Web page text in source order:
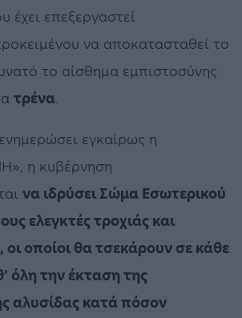
επεξεργαστεί
να αποκατασταθεί το
το αίσθημα εμπιστοσύνης
τρένα.
εγκαίρως η
η κυβέρνηση
να ιδρύσει Σώμα Εσωτερικού
ελεγκτές τροχιάς και
οι οποίοι θα τσεκάρουν σε κάθε
όλη την έκταση της
αλυσίδας κατά πόσον